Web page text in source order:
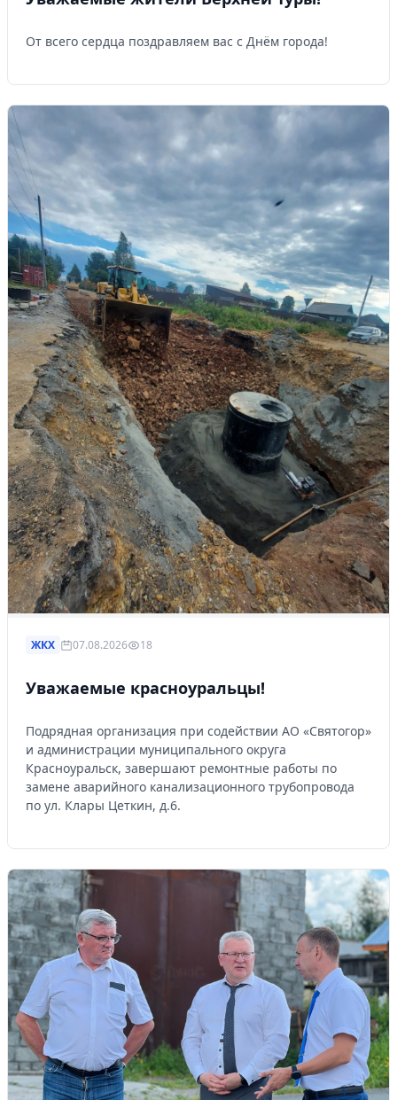
От всего сердца поздравляем вас с Днём города!
ЖКХ 07.08.2026 18
Уважаемые красноуральцы!
Подрядная организация при содействии АО «Святогор»
и администрации муниципального округа
Красноуральск, завершают ремонтные работы по
замене аварийного канализационного трубопровода
по ул. Клары Цеткин, д.6.